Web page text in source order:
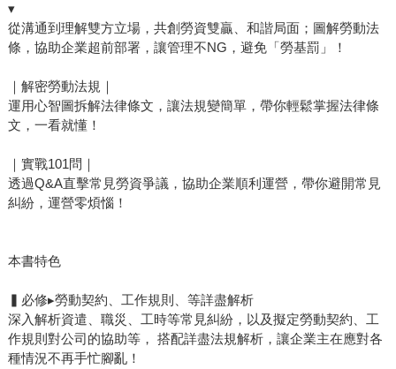
▾
從溝通到理解雙方立場，共創勞資雙贏、和諧局面；圖解勞動法
條，協助企業超前部署，讓管理不NG，避免「勞基罰」！
｜解密勞動法規｜
運用心智圖拆解法律條文，讓法規變簡單，帶你輕鬆掌握法律條
文，一看就懂！
｜實戰101問｜
透過Q&A直擊常見勞資爭議，協助企業順利運營，帶你避開常見
糾紛，運營零煩惱！
本書特色
▍必修▸勞動契約、工作規則、等詳盡解析
深入解析資遣、職災、工時等常見糾紛，以及擬定勞動契約、工
作規則對公司的協助等， 搭配詳盡法規解析，讓企業主在應對各
種情況不再手忙腳亂！